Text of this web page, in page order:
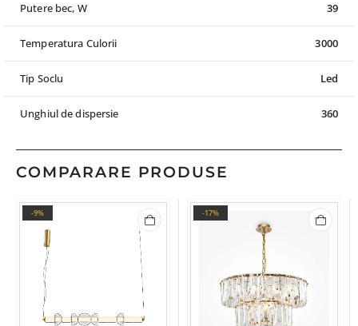
Putere bec, W 39
Temperatura Culorii 3000
Tip Soclu Led
Unghiul de dispersie 360
COMPARARE PRODUSE
-9% -17%